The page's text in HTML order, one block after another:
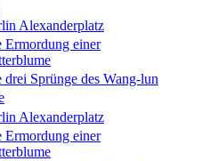
Alexanderplatz
Ermordung einer
drei Sprünge des Wang-lun
Alexanderplatz
Ermordung einer